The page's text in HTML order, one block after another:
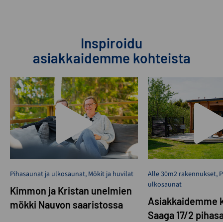
Inspiroidu
asiakkaidemme kohteista
Pihasaunat ja ulkosaunat, Mökit ja huvilat
Kimmon ja Kristan unelmien
mökki Nauvon saaristossa
Alle 30m2 rakennukset,
ulkosaunat
Asiakkaidemme
Saaga 17/2